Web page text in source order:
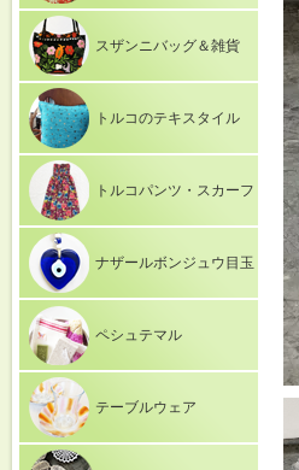
スザンニバッグ＆雑貨
トルコのテキスタイル
トルコパンツ・スカーフ
ナザールボンジュウ目玉
ペシュテマル
テーブルウェア